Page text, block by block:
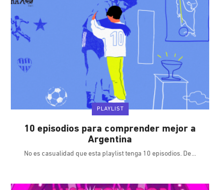
PLAYLIST
10 episodios para comprender mejor a
Argentina
No es casualidad que esta playlist tenga 10 episodios. De